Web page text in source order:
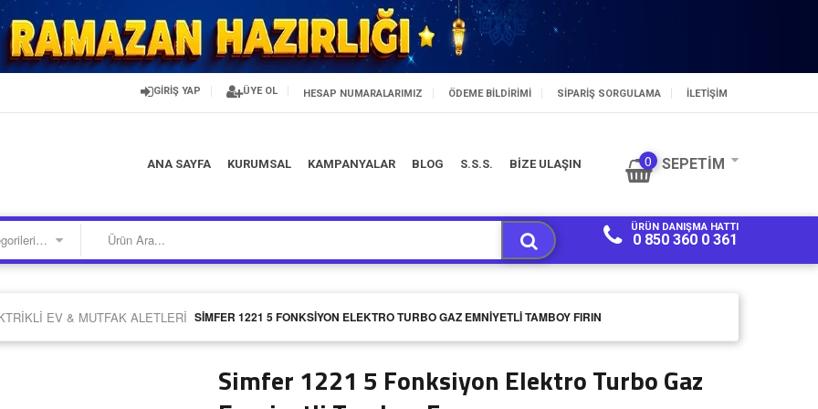
GİRİŞ YAP ÜYE OL HESAP NUMARALARIMIZ ÖDEME BILDIRIMI SIPARIŞ SORGULAMA İLETİŞİM
ANA SAYFA KURUMSAL KAMPANYALAR BLOG S.S.S. BİZE ULAŞIN 0 SEPETIM
Kategorilerimiz
ÜRÜN DANIŞMA HATTI
0 850 360 0 361
EV & MUTFAK ALETLERI SIMFER 1221 5 FONKSIYON ELEKTRO TURBO GAZ EMNIYETLI TAMBOY FIRIN
Simfer 1221 5 Fonksiyon Elektro Turbo Gaz